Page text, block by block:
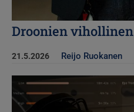
Droonien vihollinen
21.5.2026 Reijo Ruokanen
Kuva